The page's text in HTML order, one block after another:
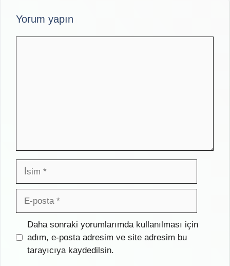
Yorum yapın
İsim
posta
İnternet
sitesi
Daha sonraki yorumlarımda kullanılması için
adım, e-posta adresim ve site adresim bu
tarayıcıya kaydedilsin.